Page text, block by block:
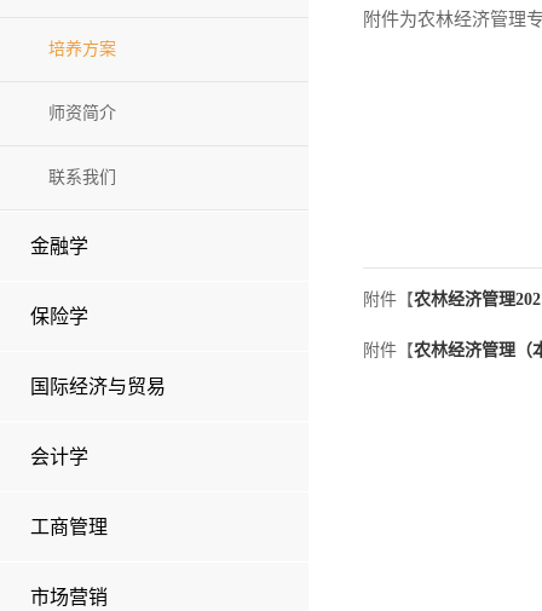
培养方案
师资简介
联系我们
金融学
保险学
国际经济与贸易
会计学
工商管理
市场营销
附件为农林经济管理
附件【农林经济管理
附件【农林经济管理（